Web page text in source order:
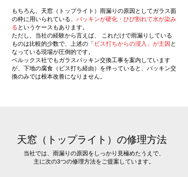
もちろん、天窓（トップライト）雨漏りの原因としてガラス面
の枠に用いられている、 パッキンが硬化・ひび割れて水が染み
る というケースもあります。
ただし、当社の経験から言えば、 これだけで雨漏りしている
ものは比較的少数で、上述の「 ビス打ちからの浸入」が主因 と
なっている現場が圧倒的です。
ベルックス社でもガラスパッキン交換工事を案内しています
が、下地の腐食（ビス打ち経由）を伴っていると、パッキン交
換のみでは根本改善になりません。
天窓（トップライト）の修理方法
当社では、雨漏りの原因をしっかり見極めたうえで、
主に次の3つの修理方法をご提案しています。